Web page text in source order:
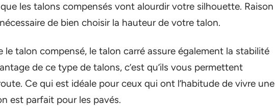
les talons compensés vont alourdir votre silhouette. Raison
de bien choisir la hauteur de votre talon.
le talon compensé, le talon carré assure également la stabilité
de ce type de talons, c’est qu’ils vous permettent
Ce qui est idéale pour ceux qui ont l’habitude de vivre une
est parfait pour les pavés.